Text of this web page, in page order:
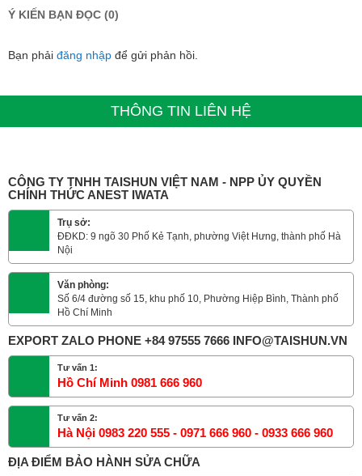
Ý KIẾN BẠN ĐỌC (0)
Bạn phải đăng nhập để gửi phản hồi.
THÔNG TIN LIÊN HỆ
CÔNG TY TNHH TAISHUN VIỆT NAM - NPP ỦY QUYỀN
CHÍNH THỨC ANEST IWATA
Trụ sở:
ĐĐKD: 9 ngõ 30 Phố Kẻ Tạnh, phường Việt Hưng, thành phố Hà
Nội
Văn phòng:
Số 6/4 đường số 15, khu phố 10, Phường Hiệp Bình, Thành phố
Hồ Chí Minh
EXPORT ZALO PHONE +84 97555 7666 INFO@TAISHUN.VN
Tư vấn 1:
Hồ Chí Minh 0981 666 960
Tư vấn 2:
Hà Nội 0983 220 555 - 0971 666 960 - 0933 666 960
ĐỊA ĐIỂM BẢO HÀNH SỬA CHỮA